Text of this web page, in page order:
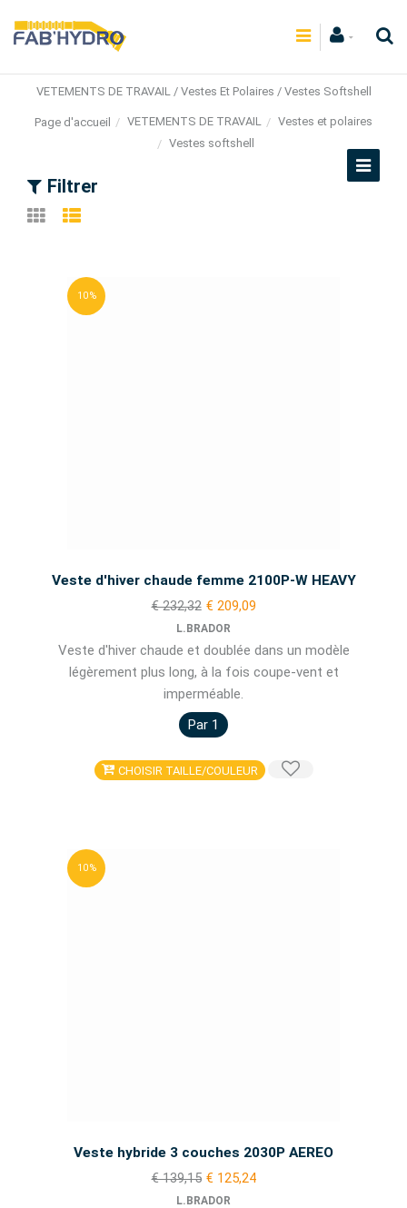
VETEMENTS DE TRAVAIL / Vestes Et Polaires / Vestes Softshell
Page d'accueil VETEMENTS DE TRAVAIL
Vestes et polaires
Vestes softshell
Filtrer
10 %
Veste d'hiver chaude femme 2100P-W HEAVY
€ 232,32 € 209,09
L.BRADOR
Veste d'hiver chaude et doublée dans un modèle
légèrement plus long, à la fois coupe-vent et
imperméable.
Par 1
CHOISIR TAILLE/COULEUR
10 %
Veste hybride 3 couches 2030P AEREO
€ 139,15 € 125,24
L.BRADOR